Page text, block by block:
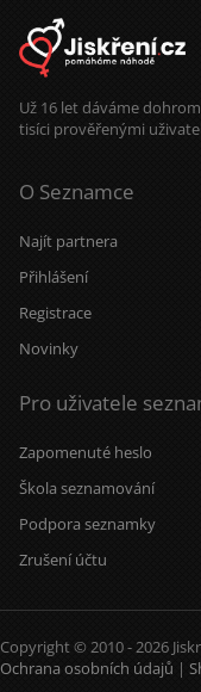
Už 16 let dáváme
tisíci prověřenými
O Seznamce
Najít partnera
Přihlášení
Registrace
Novinky
Pro uživatele
Zapomenuté heslo
Škola seznamování
Podpora seznamky
Zrušení účtu
Copyright © 2010 - 2026
Ochrana osobních údajů |